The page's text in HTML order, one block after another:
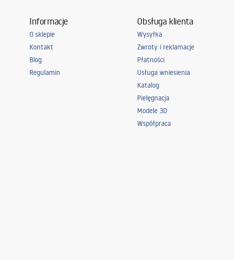
Informacje
O sklepie
Kontakt
Blog
Regulamin
Obsługa klienta
Wysyłka
Zwroty i reklamacje
Płatności
Usługa wniesienia
Katalog
Pielęgnacja
Modele 3D
Współpraca